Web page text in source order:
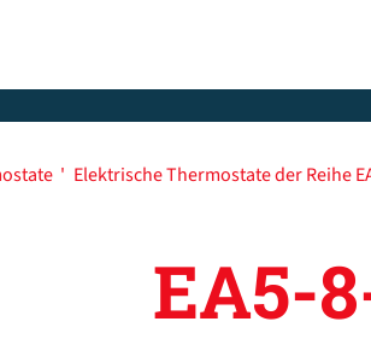
' Elektrische Thermostate der Reihe
EA5-